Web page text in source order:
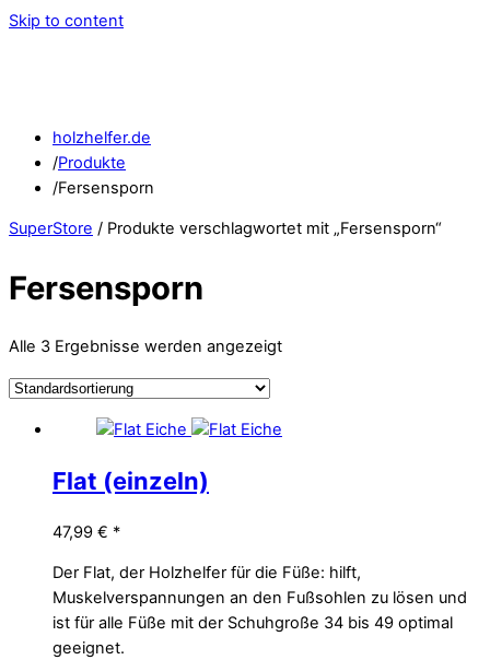
Skip to content
holzhelfer.de
/Produkte
/Fersensporn
SuperStore / Produkte verschlagwortet mit „Fersensporn“
Fersensporn
Alle 3 Ergebnisse werden angezeigt
Flat (einzeln)
47,99 € *
Der Flat, der Holzhelfer für die Füße: hilft,
Muskelverspannungen an den Fußsohlen zu lösen und
ist für alle Füße mit der Schuhgroße 34 bis 49 optimal
geeignet.